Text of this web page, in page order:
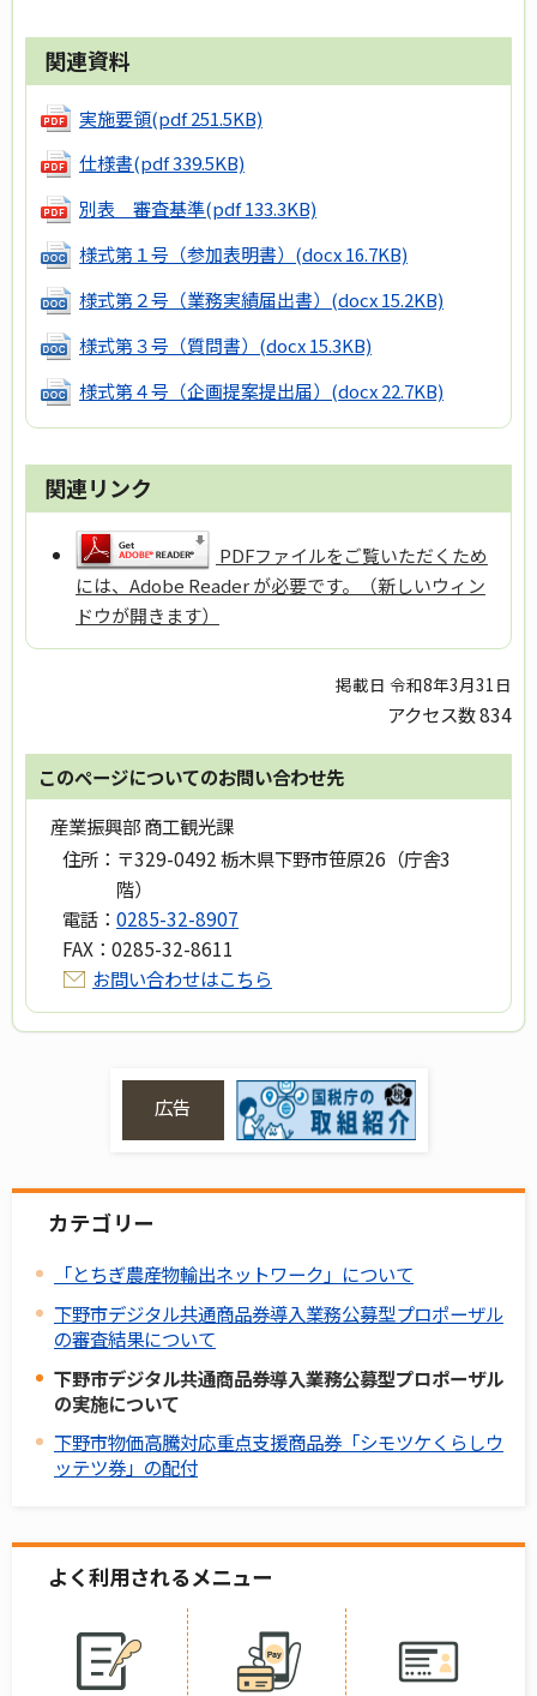
関連資料
実施要領(pdf 251.5KB)
仕様書(pdf 339.5KB)
別表 審査基準(pdf 133.3KB)
様式第１号（参加表明書） (docx 16.7KB)
様式第２号（業務実績届出書） (docx 15.2KB)
様式第３号（質問書） (docx 15.3KB)
様式第４号（企画提案提出届） (docx 22.7KB)
関連リンク
PDFファイルをご覧いただくため
には、Adobe Reader が必要です。（新しいウィン
ドウが開きます）
掲載日 令和8年3月31日
アクセス数834
このページについてのお問い合わせ先
産業振興部 商工観光課
住所： 〒329-0492 栃木県下野市笹原26（庁舎3
階）
電話： 0285-32-8907
FAX： 0285-32-8611
お問い合わせはこちら
広告
カテゴリー
「とちぎ農産物輸出ネットワーク」について
下野市デジタル共通商品券導入業務公募型プロポーザル
の審査結果について
下野市デジタル共通商品券導入業務公募型プロポーザル
の実施について
下野市物価高騰対応重点支援商品券「シモツケくらしウ
ッテツ券」の配付
よく利用されるメニュー